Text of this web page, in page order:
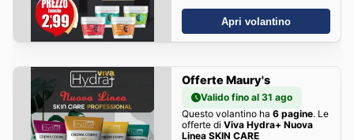
Apri volantino
Offerte Maury's
Valido fino al 31 ago
Questo volantino ha 6 pagine. Le
offerte di Viva Hydra+ Nuova
Linea SKIN CARE